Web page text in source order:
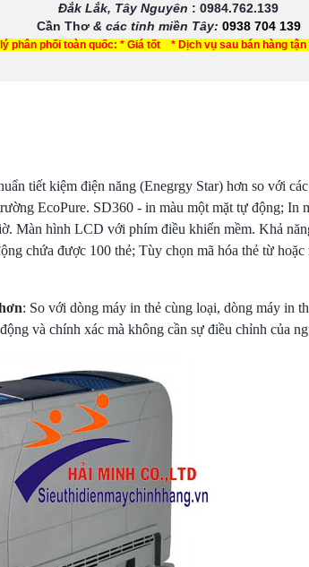
Đắk Lắk, Tây Nguyên : 0984.762.139
Cần Thơ & các tỉnh miền Tây: 0938 704 139
phân phối toàn quốc: * Giá tốt * Dịch vụ sau bán hàng tận
tiết kiệm điện năng (Enegrgy Star) hơn so với
EcoPure. SD360 - in màu một mặt tự động; In
Màn hình LCD với phím điều khiển mềm. Khả
chứa được 100 thẻ; Tùy chọn mã hóa thẻ từ hoặc
: So với dòng máy in thẻ cùng loại, dòng máy in
và chính xác mà không cần sự điều chỉnh của